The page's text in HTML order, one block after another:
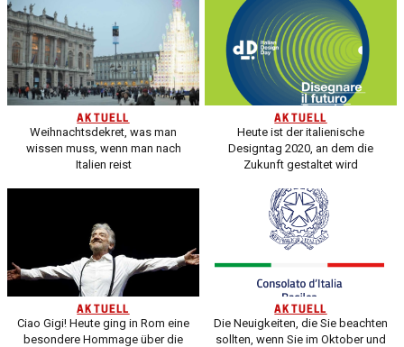
AKTUELL
Weihnachtsdekret, was man
wissen muss, wenn man nach
Italien reist
AKTUELL
Heute ist der italienische
Designtag 2020, an dem die
Zukunft gestaltet wird
AKTUELL
Ciao Gigi! Heute ging in Rom eine
besondere Hommage über die
AKTUELL
Die Neuigkeiten, die Sie beachten
sollten, wenn Sie im Oktober und